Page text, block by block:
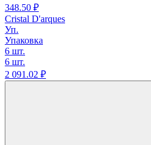
348.50 ₽
Cristal D'arques
Уп.
Упаковка
6 шт.
6 шт.
2 091.02 ₽